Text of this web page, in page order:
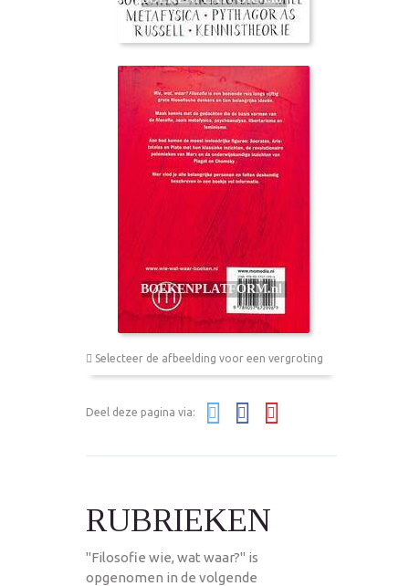
Selecteer de afbeelding voor een vergroting
Deel deze pagina via:
RUBRIEKEN
"Filosofie wie, wat waar?" is
opgenomen in de volgende